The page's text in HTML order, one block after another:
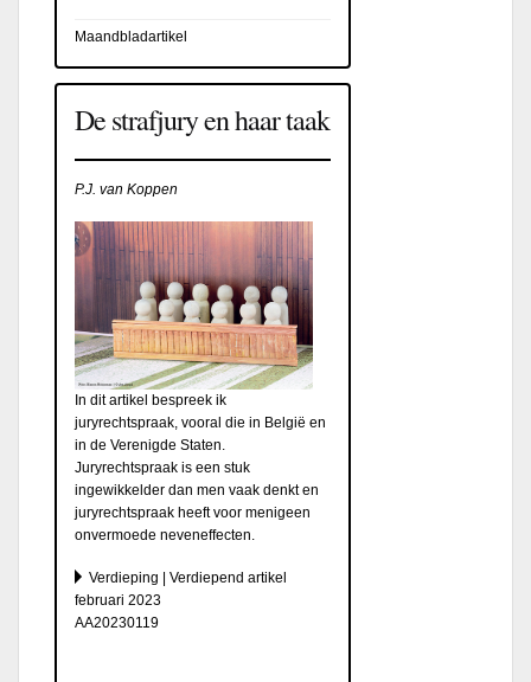
Maandbladartikel
De strafjury en haar taak
P.J. van Koppen
In dit artikel bespreek ik
juryrechtspraak, vooral die in België en
in de Verenigde Staten.
Juryrechtspraak is een stuk
ingewikkelder dan men vaak denkt en
juryrechtspraak heeft voor menigeen
onvermoede neveneffecten.
Verdieping | Verdiepend artikel
februari 2023
AA20230119